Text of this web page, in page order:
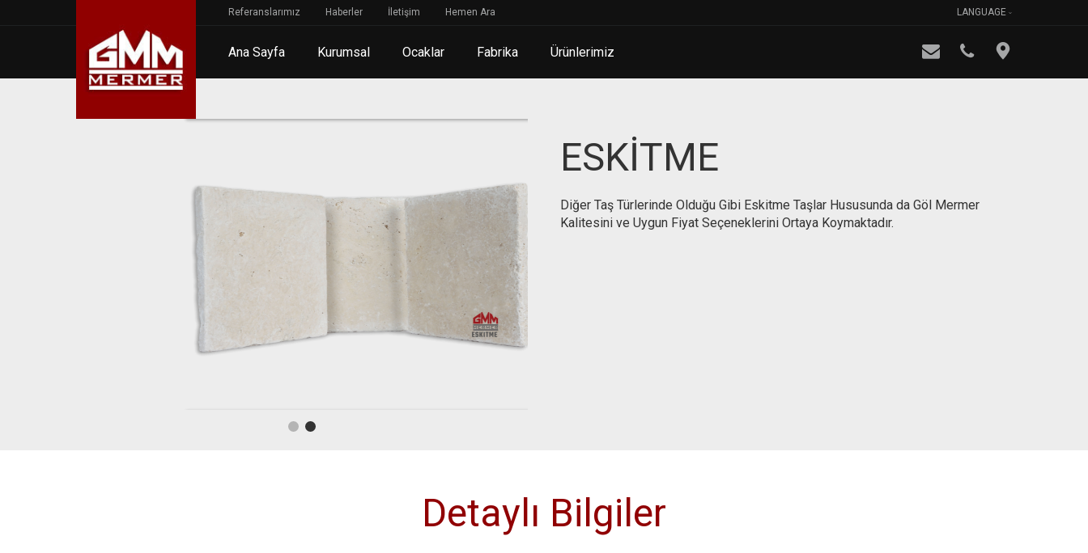
Referanslarımız Haberler İletişim Hemen Ara LANGUAGE
Ana Sayfa Kurumsal Ocaklar Fabrika Ürünlerimiz
ESKİTME
Diğer Taş Türlerinde Olduğu Gibi Eskitme Taşlar Hususunda da Göl Mermer
Kalitesini ve Uygun Fiyat Seçeneklerini Ortaya Koymaktadır.
Detaylı Bilgiler